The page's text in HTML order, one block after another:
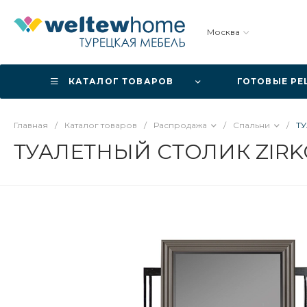
Москва
КАТАЛОГ ТОВАРОВ ГОТОВЫЕ
Главная / Каталог товаров / Распродажа / Спальни /
ТУАЛЕТНЫЙ СТОЛИК